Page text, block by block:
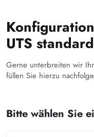
Konfiguration
UTS
Gerne unterbreiten wir
füllen Sie hierzu
Bitte wählen Sie